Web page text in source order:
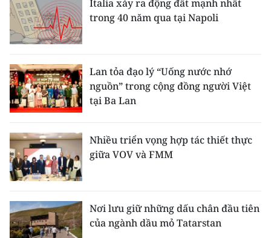
Italia xảy ra động đất mạnh nhất
trong 40 năm qua tại Napoli
Lan tỏa đạo lý “Uống nước nhớ
nguồn” trong cộng đồng người Việt
tại Ba Lan
Nhiều triển vọng hợp tác thiết thực
giữa VOV và FMM
Nơi lưu giữ những dấu chân đầu tiên
của ngành dầu mỏ Tatarstan